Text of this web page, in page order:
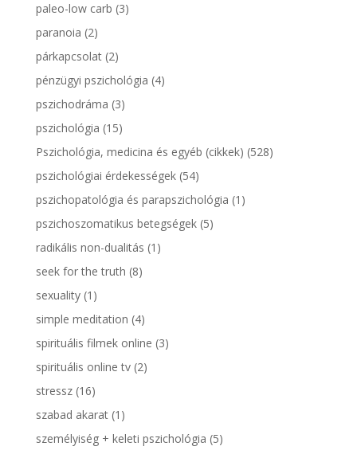
paleo-low carb (3)
paranoia (2)
párkapcsolat(2)
pénzügyi pszichológia (4)
pszichodráma (3)
pszichológia (15)
Pszichológia, medicina és egyéb (cikkek) (528)
pszichológiai érdekességek(54)
pszichopatológia és parapszichológia (1)
pszichoszomatikus betegségek(5)
radikális non-dualitás (1)
seek for the truth (8)
sexuality(1)
simple meditation (4)
spirituális filmek online (3)
spirituális online tv(2)
stressz(16)
szabad akarat(1)
személyiség + keleti pszichológia (5)